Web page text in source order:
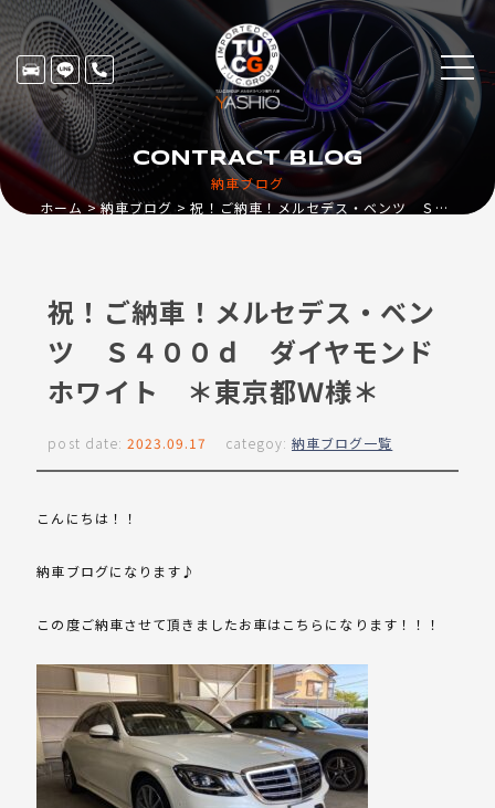
納車ブログ
CONTRACT BLOG
ホーム 納車ブログ 祝！ご納車！メルセデス・ベンツ Ｓ４００ｄ ダイヤモンドホワイト ＊東京都Ｗ様＊
祝！ご納車！メルセデス・ベン
ツ Ｓ４００ｄ ダイヤモンド
ホワイト ＊東京都Ｗ様＊
post date: 2023.09.17 categoy: 納車ブログ一覧
こんにちは！！
納車ブログになります♪
この度ご納車させて頂きましたお車はこちらになります！！！